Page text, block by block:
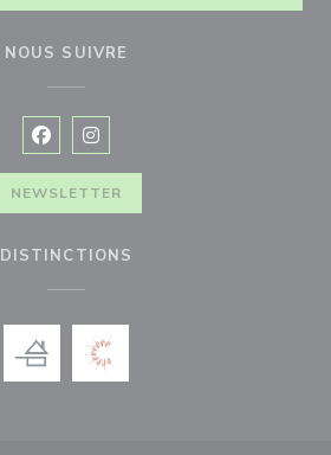
NOUS SUIVRE
Facebook ((ouvre une nouvelle
Instagram ((ouvre une
NEWSLETTER
DISTINCTIONS